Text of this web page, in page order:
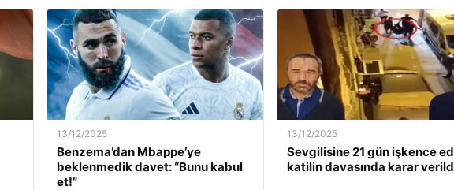
13/12/2025
Benzema’dan Mbappe’ye
beklenmedik davet: “Bunu kabul
et!”
13/12/2025
Sevgilisine 21 gün işkence
katilin davasında karar